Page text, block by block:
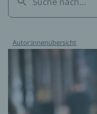
Autor:innenübersicht